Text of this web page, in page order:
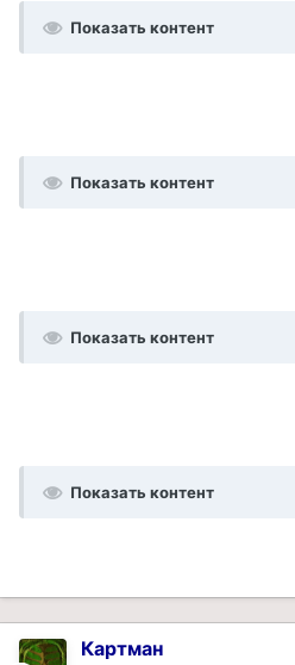
Показать контент
Показать контент
Показать контент
Показать контент
Картман